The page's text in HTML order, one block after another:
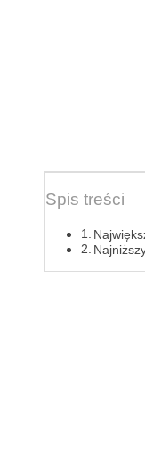
Spis treści